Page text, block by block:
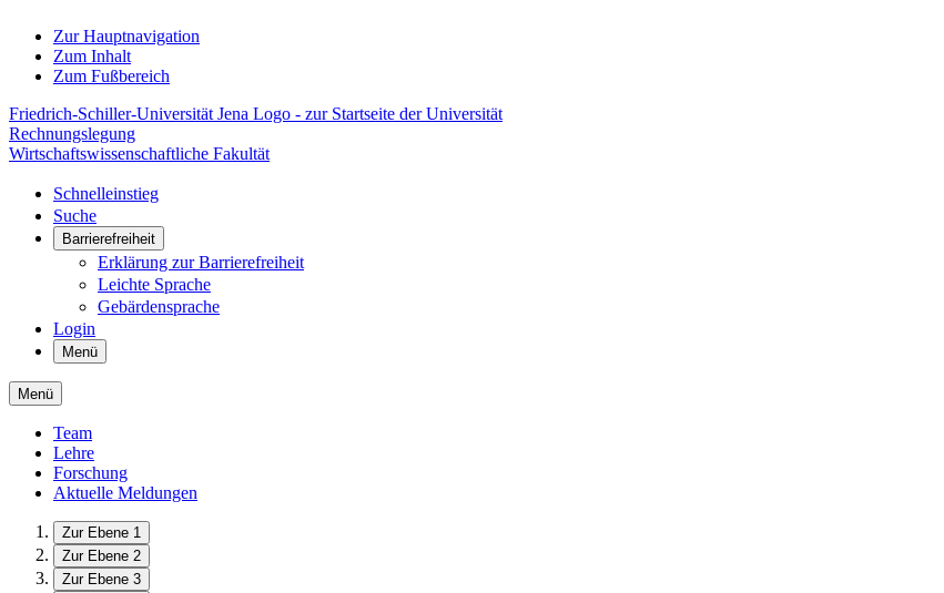
Zur Hauptnavigation
Zum Inhalt
Zum Fußbereich
Friedrich-Schiller-Universität Jena Logo - zur Startseite der Universität
Rechnungslegung
Wirtschaftswissenschaftliche Fakultät
Schnelleinstieg
Suche
Barrierefreiheit
Erklärung zur Barrierefreiheit
Leichte Sprache
Gebärdensprache
Login
Menü
Menü
Team
Lehre
Forschung
Aktuelle Meldungen
Zur Ebene 1
Zur Ebene 2
Zur Ebene 3